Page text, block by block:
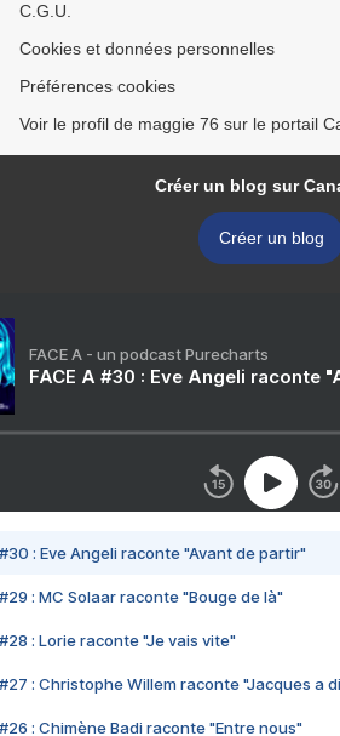
C.G.U.
Cookies et données personnelles
Préférences cookies
Voir le profil de maggie 76 sur le portail
Créer un blog sur
Créer un blog
FACE A - un podcast Purecharts
FACE A #30 : Eve Angeli raconte
#30 : Eve Angeli raconte "Avant de partir"
#29 : MC Solaar raconte "Bouge de là"
#28 : Lorie raconte "Je vais vite"
#27 : Christophe Willem raconte "Jacques a
#26 : Chimène Badi raconte "Entre nous"